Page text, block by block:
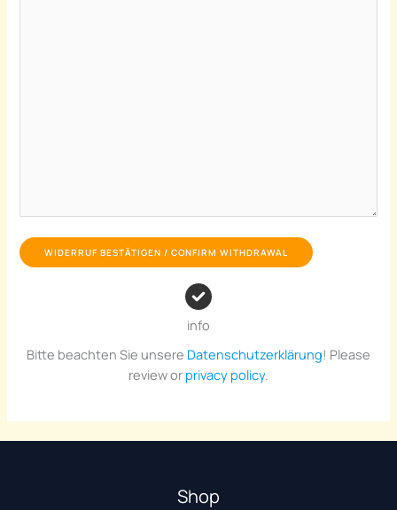
info
Bitte beachten Sie unsere Datenschutzerklärung! Please
review or privacy policy.
Shop